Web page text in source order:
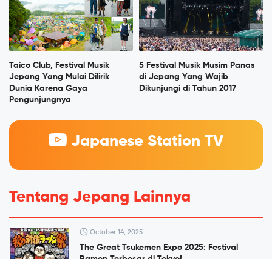
Taico Club, Festival Musik
Jepang Yang Mulai Dilirik
Dunia Karena Gaya
Pengunjungnya
5 Festival Musik Musim Panas
di Jepang Yang Wajib
Dikunjungi di Tahun 2017
Japanese Station TV
Tentang Jepang Lainnya
October 14, 2025
The Great Tsukemen Expo 2025: Festival